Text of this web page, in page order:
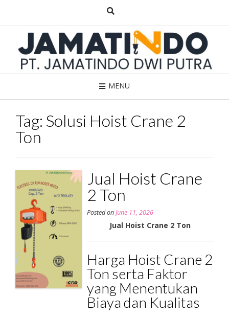
MENU
Tag: Solusi Hoist Crane 2
Ton
Jual Hoist Crane
2 Ton
Posted onJune 11, 2026
Jual Hoist Crane 2 Ton
Harga Hoist Crane 2
Ton serta Faktor
yang Menentukan
Biaya dan Kualitas